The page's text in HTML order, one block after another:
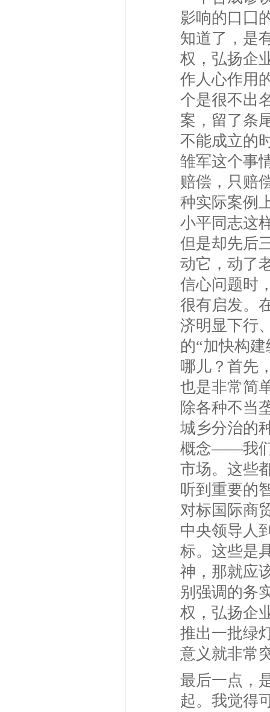
影响的口囗
知道了，是
权，弘扬企
作人心作用
个是很不出
案，留了条
不能成立的
雏军这个事
赔偿，只赔
种实际案例
小平同志这
但是却先后
动它，动了
信心问题时
很有启发。
济明显下行
的“加快构
哪儿？首先
也是非常简
除各种不当
城乡分治的
概念——我们
市场。这些
听到重要的
对标国际商
中央领导人
标。这些是
神，那就应
别强调的务
权，弘扬企
推出一批绿
意义就非常
最后一点，
起。我觉得